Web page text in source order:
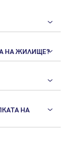
НА ЖИЛИЩЕ?
НА